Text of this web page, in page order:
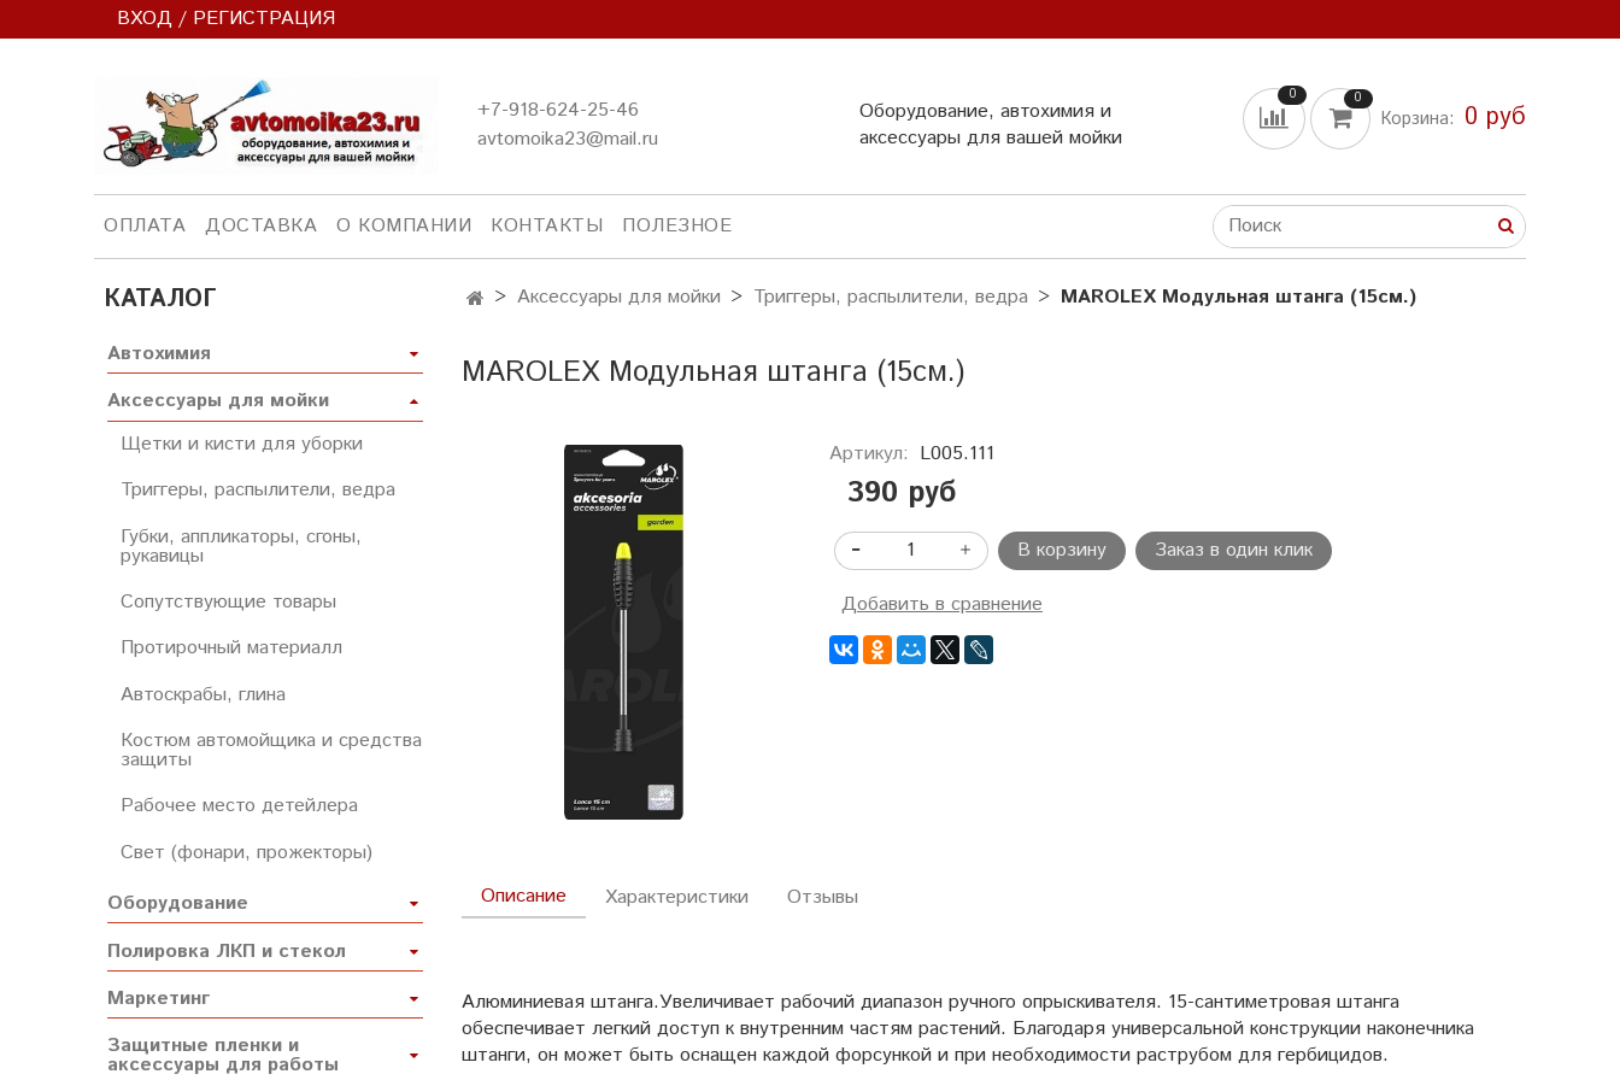
ВХОД / РЕГИСТРАЦИЯ
+7-918-624-25-46
avtomoika23@mail.ru
Оборудование, автохимия и
аксессуары для вашей мойки
0 0
Корзина: 0 руб
ОПЛАТА ДОСТАВКА О КОМПАНИИ КОНТАКТЫ ПОЛЕЗНОЕ
Аксессуары для мойки Триггеры, распылители, ведра MAROLEX Модульная штанга (15см.)
MAROLEX Модульная штанга (15см.)
Артикул: L005.111
390 руб
В корзину
Заказ в один клик
Добавить в сравнение
Описание
Алюминиевая штанга.Увеличивает рабочий диапазон ручного опрыскивателя. 15-сантиметровая штанга
обеспечивает легкий доступ к внутренним частям растений. Благодаря универсальной конструкции наконечника
штанги, он может быть оснащен каждой форсункой и при необходимости раструбом для гербицидов.
Характеристики Отзывы
КАТАЛОГ
Автохимия
Аксессуары для мойки
Щетки и кисти для уборки
Триггеры, распылители, ведра
Губки, аппликаторы, сгоны,
рукавицы
Сопутствующие товары
Протирочный материалл
Автоскрабы, глина
Костюм автомойщика и средства
защиты
Рабочее место детейлера
Свет (фонари, прожекторы)
Оборудование
Полировка ЛКП и стекол
Маркетинг
Защитные пленки и
аксессуары для работы